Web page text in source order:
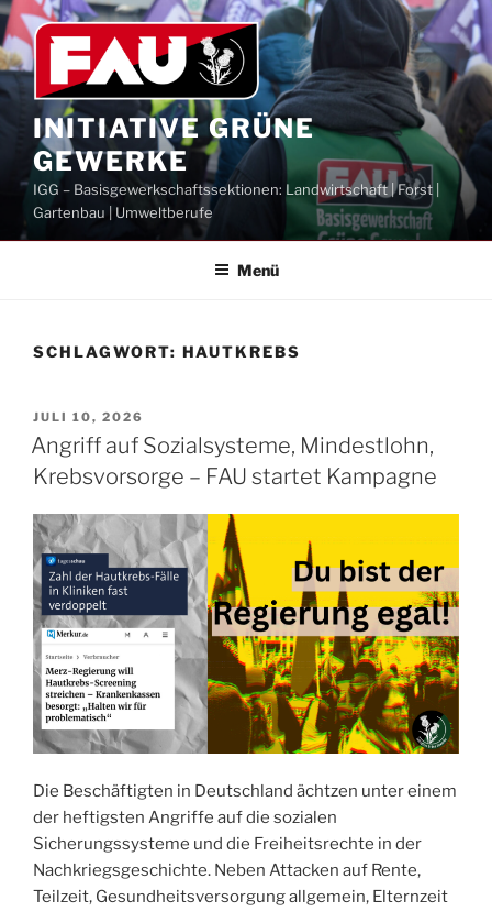
Zum
Inhalt
springen
INITIATIVE GRÜNE
GEWERKE
IGG – Basisgewerkschaftssektionen: Landwirtschaft | Forst |
Gartenbau | Umweltberufe
Menü
SCHLAGWORT: HAUTKREBS
VERÖFFENTLICHT
AM
JULI 10, 2026
Angriff auf Sozialsysteme, Mindestlohn,
Krebsvorsorge – FAU startet Kampagne
Die Beschäftigten in Deutschland ächtzen unter einem
der heftigsten Angriffe auf die sozialen
Sicherungssysteme und die Freiheitsrechte in der
Nachkriegsgeschichte. Neben Attacken auf Rente,
Teilzeit, Gesundheitsversorgung allgemein, Elternzeit